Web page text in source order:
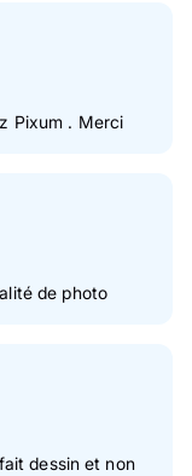
Pixum . Merci
de photo
dessin et non